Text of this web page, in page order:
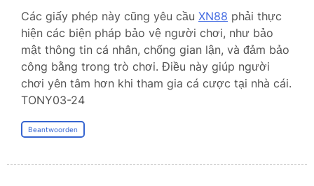
Các giấy phép này cũng yêu cầu XN88 phải thực
hiện các biện pháp bảo vệ người chơi, như bảo
mật thông tin cá nhân, chống gian lận, và đảm bảo
công bằng trong trò chơi. Điều này giúp người
chơi yên tâm hơn khi tham gia cá cược tại nhà cái.
TONY03-24
Beantwoorden